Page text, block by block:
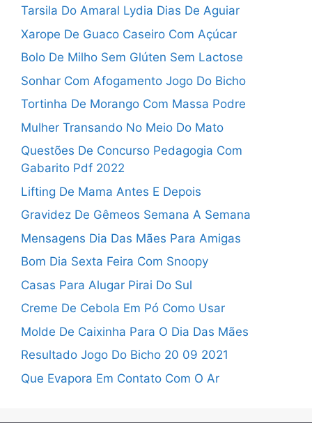
Tarsila Do Amaral Lydia Dias De Aguiar
Xarope De Guaco Caseiro Com Açúcar
Bolo De Milho Sem Glúten Sem Lactose
Sonhar Com Afogamento Jogo Do Bicho
Tortinha De Morango Com Massa Podre
Mulher Transando No Meio Do Mato
Questões De Concurso Pedagogia Com
Gabarito Pdf 2022
Lifting De Mama Antes E Depois
Gravidez De Gêmeos Semana A Semana
Mensagens Dia Das Mães Para Amigas
Bom Dia Sexta Feira Com Snoopy
Casas Para Alugar Pirai Do Sul
Creme De Cebola Em Pó Como Usar
Molde De Caixinha Para O Dia Das Mães
Resultado Jogo Do Bicho 20 09 2021
Que Evapora Em Contato Com O Ar